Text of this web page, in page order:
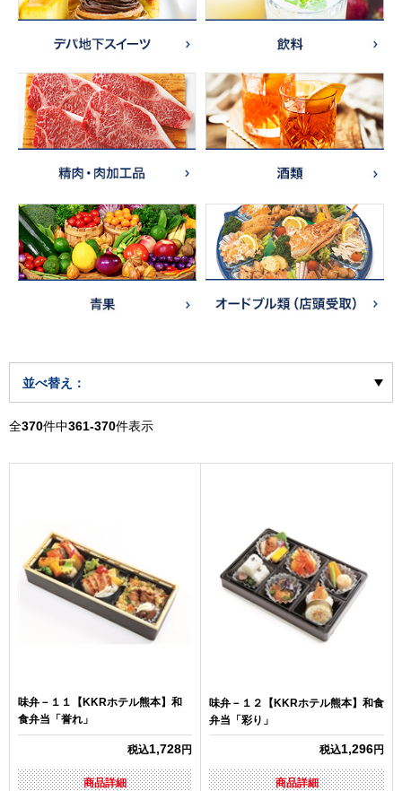
並べ替え：
全370件中361-370件表示
味弁－１１【KKRホテル熊本】和
食弁当「誉れ」
税込1,728円
商品詳細
味弁－１２【KKRホテル熊本】和食
弁当「彩り」
税込1,296円
商品詳細